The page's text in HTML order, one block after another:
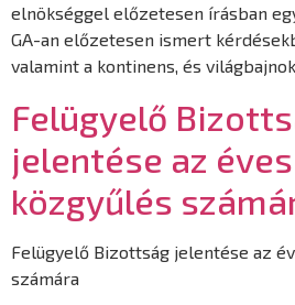
elnökséggel előzetesen írásban
GA-an előzetesen ismert
valamint a kontinens, és
Felügyelő
jelentése az
közgyűlés
Felügyelő Bizottság jelentése az
számára